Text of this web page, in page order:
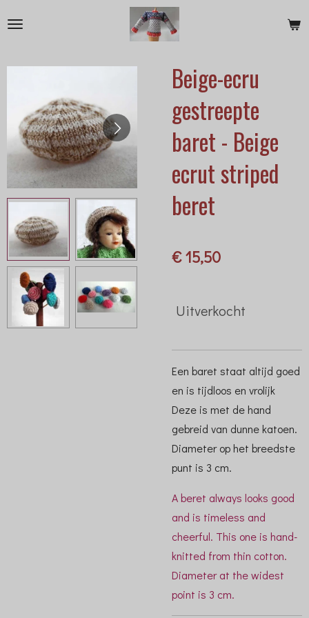
Beige-ecru
gestreepte
baret - Beige
ecrut striped
beret
€ 15,50
Uitverkocht
Een baret staat altijd goed
en is tijdloos en vrolijk
Deze is met de hand
gebreid van dunne katoen.
Diameter op het breedste
punt is 3 cm.
A beret always looks good
and is timeless and
cheerful. This one is hand-
knitted from thin cotton.
Diameter at the widest
point is 3 cm.